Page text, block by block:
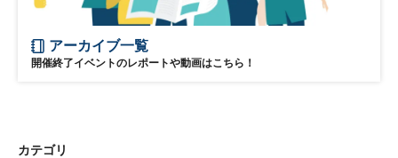
アーカイブ一覧
開催終了イベントのレポートや動画はこちら！
カテゴリ